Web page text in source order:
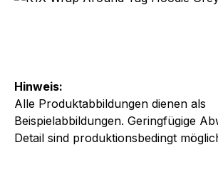
Hinweis:
Alle Produktabbildungen dienen als
Beispielabbildungen. Geringfügige
Detail sind produktionsbedingt